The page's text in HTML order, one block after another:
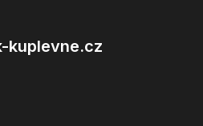
kuplevne.cz